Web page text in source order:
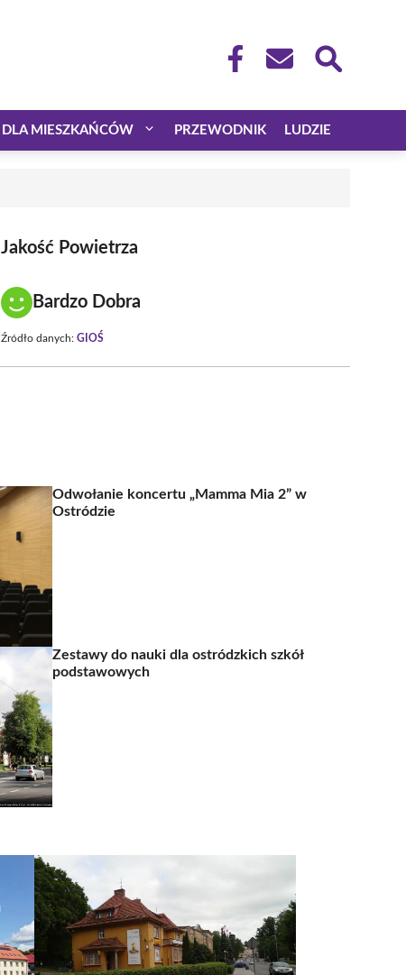
DLA MIESZKAŃCÓW PRZEWODNIK LUDZIE
Jakość Powietrza
Bardzo Dobra
Źródło danych:GIOŚ
Odwołanie koncertu „Mamma Mia 2” w
Ostródzie
Zestawy do nauki dla ostródzkich szkół
podstawowych